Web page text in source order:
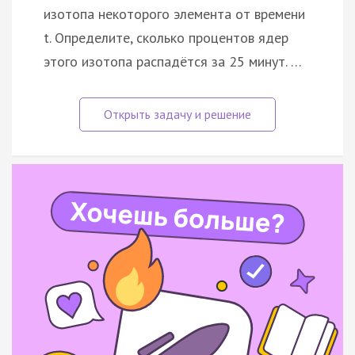
изотопа некоторого элемента от времени
t. Определите, сколько процентов ядер
этого изотопа распадётся за 25 минут. …